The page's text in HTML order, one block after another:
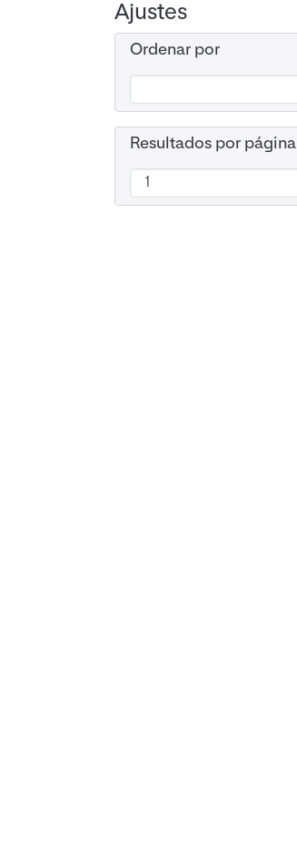
Ajustes
Ordenar por
Resultados por página